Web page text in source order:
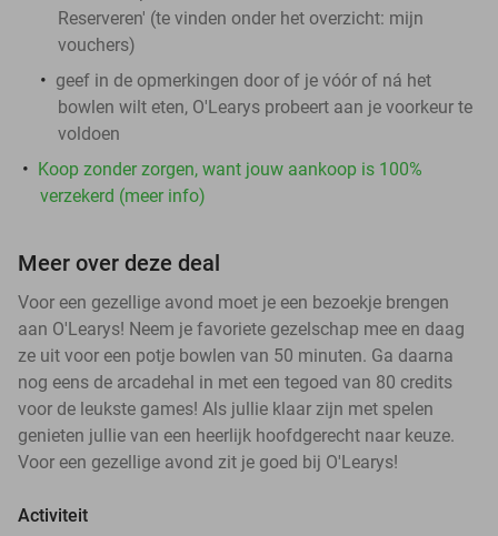
Reserveren' (te vinden onder het overzicht: mijn
vouchers)
geef in de opmerkingen door of je vóór of ná het
bowlen wilt eten, O'Learys probeert aan je voorkeur te
voldoen
Koop zonder zorgen, want jouw aankoop is 100%
verzekerd (meer info)
Meer over deze deal
Voor een gezellige avond moet je een bezoekje brengen
aan O'Learys! Neem je favoriete gezelschap mee en daag
ze uit voor een potje bowlen van 50 minuten. Ga daarna
nog eens de arcadehal in met een tegoed van 80 credits
voor de leukste games! Als jullie klaar zijn met spelen
genieten jullie van een heerlijk hoofdgerecht naar keuze.
Voor een gezellige avond zit je goed bij O'Learys!
Activiteit